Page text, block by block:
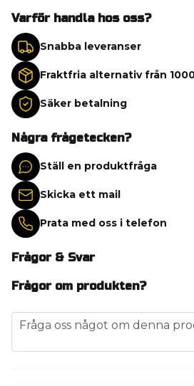
Varför handla hos oss?
Snabba leveranser
Fraktfria alternativ från
Säker betalning
Några frågetecken?
Ställ en produktfråga
Skicka ett mail
Prata med oss i telefon
Frågor & Svar
Frågor om produkten?
question
Fråga oss något om denna